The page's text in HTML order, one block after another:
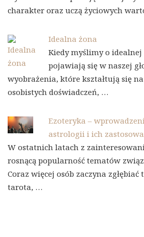
charakter oraz uczą życiowych
Idealna żona
Kiedy myślimy o idealnej
pojawiają się w naszej
wyobrażenia, które kształtują się
osobistych doświadczeń, …
Ezoteryka –
astrologii i ich
W ostatnich latach z
rosnącą popularność tematów
Coraz więcej osób zaczyna
tarota, …